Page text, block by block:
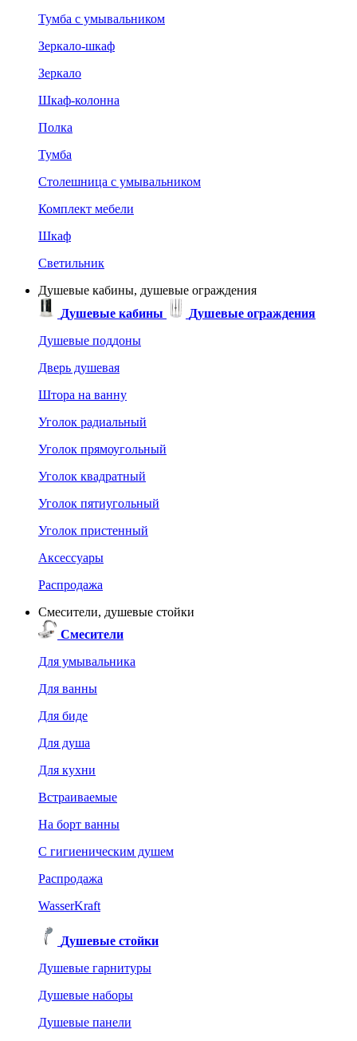
Тумба с умывальником
Зеркало-шкаф
Зеркало
Шкаф-колонна
Полка
Тумба
Столешница с умывальником
Комплект мебели
Шкаф
Светильник
Душевые кабины, душевые ограждения
Душевые кабины
Душевые ограждения
Душевые поддоны
Дверь душевая
Штора на ванну
Уголок радиальный
Уголок прямоугольный
Уголок квадратный
Уголок пятиугольный
Уголок пристенный
Аксессуары
Распродажа
Смесители, душевые стойки
Смесители
Для умывальника
Для ванны
Для биде
Для душа
Для кухни
Встраиваемые
На борт ванны
C гигиеническим душем
Распродажа
WasserKraft
Душевые стойки
Душевые гарнитуры
Душевые наборы
Душевые панели